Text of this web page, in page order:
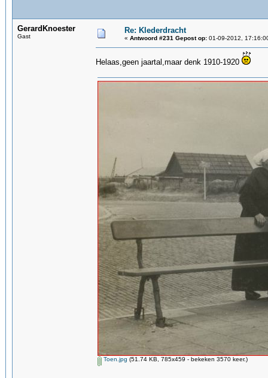
GerardKnoester
Gast
Re: Klederdracht
« Antwoord #231 Gepost op: 01-09-2012,
Helaas,geen jaartal,maar denk 1910-1920
Toen.jpg (51.74 KB, 785x459 - bekeken 3570 keer.)